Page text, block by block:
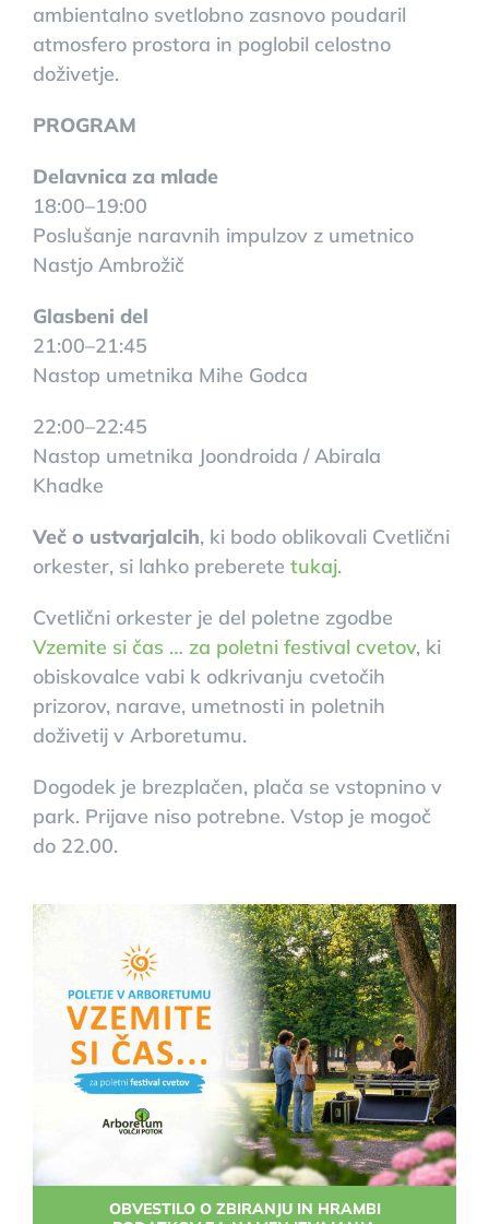
ambientalno svetlobno zasnovo poudaril
atmosfero prostora in poglobil celostno
doživetje.
PROGRAM
Delavnica za mlade
18:00–19:00
Poslušanje naravnih impulzov z umetnico
Nastjo Ambrožič
Glasbeni del
21:00–21:45
Nastop umetnika Mihe Godca
22:00–22:45
Nastop umetnika Joondroida / Abirala
Khadke
Več o ustvarjalcih, ki bodo oblikovali Cvetlični
orkester, si lahko preberete tukaj.
Cvetlični orkester je del poletne zgodbe
Vzemite si čas … za poletni festival cvetov, ki
obiskovalce vabi k odkrivanju cvetočih
prizorov, narave, umetnosti in poletnih
doživetij v Arboretumu.
Dogodek je brezplačen, plača se vstopnino v
park. Prijave niso potrebne. Vstop je mogoč
do 22.00.
OBVESTILO O ZBIRANJU IN HRAMBI